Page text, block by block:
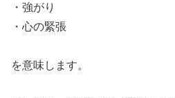
・強がり
・心の緊張
を意味します。